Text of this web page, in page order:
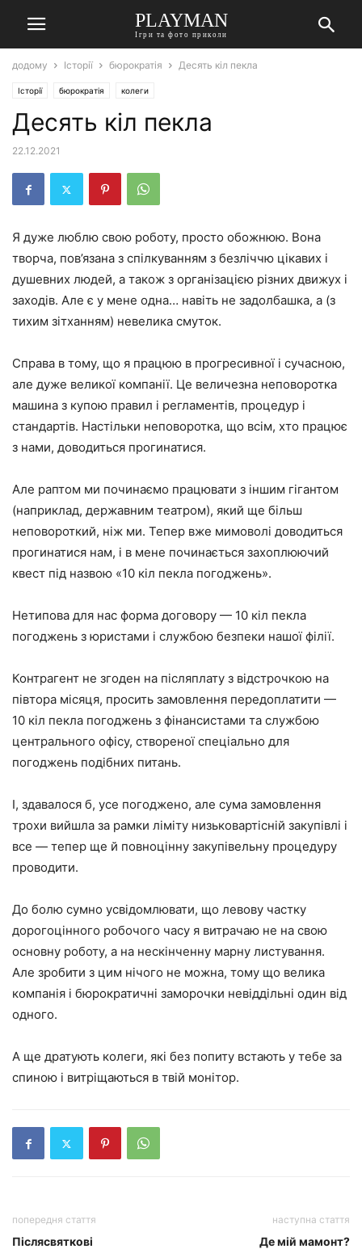
PLAYMAN
Ігри та фото приколи
додому Історії бюрократія Десять кіл пекла
Історії бюрократія колеги
Десять кіл пекла
22.12.2021
Я дуже люблю свою роботу, просто обожнюю. Вона
творча, пов’язана з спілкуванням з безліччю цікавих і
душевних людей, а також з організацією різних движух і
заходів. Але є у мене одна… навіть не задолбашка, а (з
тихим зітханням) невелика смуток.
Справа в тому, що я працюю в прогресивної і сучасною,
але дуже великої компанії. Це величезна неповоротка
машина з купою правил і регламентів, процедур і
стандартів. Настільки неповоротка, що всім, хто працює
з нами, доводиться прогинатися.
Але раптом ми починаємо працювати з іншим гігантом
(наприклад, державним театром), який ще більш
неповороткий, ніж ми. Тепер вже мимоволі доводиться
прогинатися нам, і в мене починається захоплюючий
квест під назвою «10 кіл пекла погоджень».
Нетипова для нас форма договору — 10 кіл пекла
погоджень з юристами і службою безпеки нашої філії.
Контрагент не згоден на післяплату з відстрочкою на
півтора місяця, просить замовлення передоплатити —
10 кіл пекла погоджень з фінансистами та службою
центрального офісу, створеної спеціально для
погоджень подібних питань.
І, здавалося б, усе погоджено, але сума замовлення
трохи вийшла за рамки ліміту низьковартісній закупівлі і
все — тепер ще й повноцінну закупівельну процедуру
проводити.
До болю сумно усвідомлювати, що левову частку
дорогоцінного робочого часу я витрачаю не на свою
основну роботу, а на нескінченну марну листування.
Але зробити з цим нічого не можна, тому що велика
компанія і бюрократичні заморочки невіддільні один від
одного.
А ще дратують колеги, які без попиту встають у тебе за
спиною і витріщаються в твій монітор.
попередня стаття
Післясвяткові
наступна стаття
Де мій мамонт?